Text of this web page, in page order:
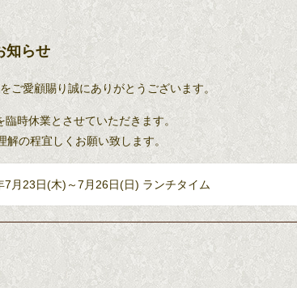
知らせ
ご愛顧賜り誠にありがとうございます。
時休業とさせていただきます。
の程宜しくお願い致します。
7月23日(木)～7月26日(日) ランチタイム